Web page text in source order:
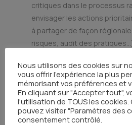
critiques dans le processus
envisager les actions
à partager de façon
risques, audit des
techniques (APR…)ex
Nous utilisons des cookies sur
vous offrir l'expérience la plus
mémorisant vos préférences et
En cliquant sur "Accepter tout",
l'utilisation de TOUS les
pouvez visiter "Paramètres des
consentement contrôlé.